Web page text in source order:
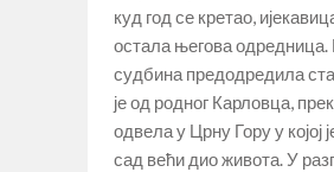
куд год се кретао,
остала његова одредница.
судбина предодредила
је од родног Карловца,
одвела у Црну Гору у којој
сад већи дио живота. У